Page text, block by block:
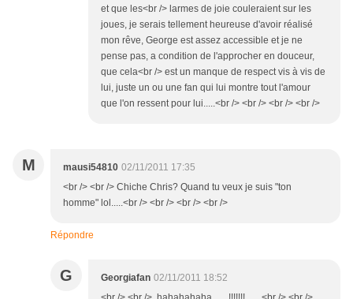
et que les<br /> larmes de joie couleraient sur les
joues, je serais tellement heureuse d'avoir réalisé
mon rêve, George est assez accessible et je ne
pense pas, a condition de l'approcher en douceur,
que cela<br /> est un manque de respect vis à vis de
lui, juste un ou une fan qui lui montre tout l'amour
que l'on ressent pour lui.....<br /> <br /> <br /> <br />
M mausi54810 02/11/2011 17:35
<br /> <br /> Chiche Chris? Quand tu veux je suis "ton
homme" lol.....<br /> <br /> <br /> <br />
Répondre
G Georgiafan 02/11/2011 18:52